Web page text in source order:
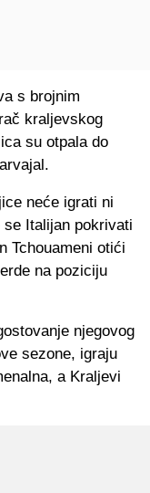
s brojnim
kraljevskog
su otpala do
neće igrati ni
Italijan pokrivati
Tchouameni otići
na poziciju
njegovog
sezone, igraju
a Kraljevi